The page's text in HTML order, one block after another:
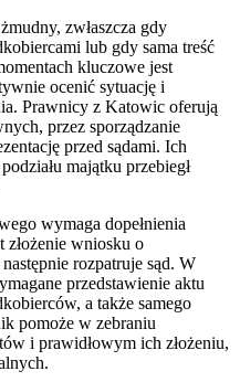
zwłaszcza gdy
lub gdy sama treść
kluczowe jest
ocenić sytuację i
Prawnicy z Katowic oferują
przez sporządzanie
przed sądami. Ich
majątku przebiegł
wymaga dopełnienia
złożenie wniosku o
rozpatruje sąd. W
przedstawienie aktu
a także samego
pomoże w zebraniu
i prawidłowym ich złożeniu,